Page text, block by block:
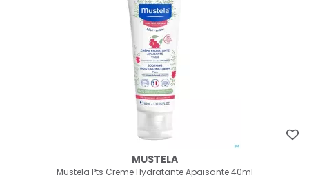
MUSTELA
Mustela Pts Creme Hydratante Apaisante 40ml